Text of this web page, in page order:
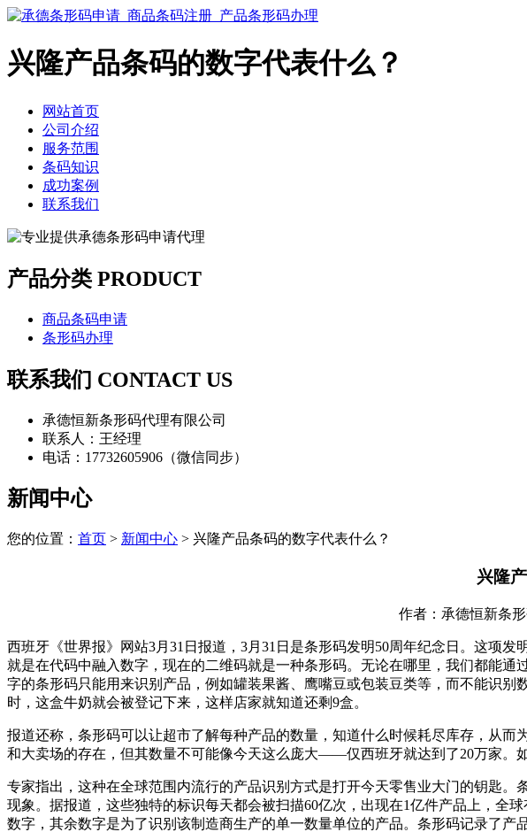
兴隆产品条码的数字代表什么？
网站首页
公司介绍
服务范围
条码知识
成功案例
联系我们
产品分类 PRODUCT
商品条码申请
条形码办理
联系我们 CONTACT US
承德恒新条形码代理有限公司
联系人：王经理
电话：17732605906（微信同步）
新闻中心
您的位置： 首页 > 新闻中心 > 兴隆产品条码的数字代表什么？
兴隆
作者：承德恒新条
西班牙《世界报》网站3月31日报道，3月31日是条形码发明50周年纪念日。这项
就是在代码中融入数字，现在的二维码就是一种条形码。无论在哪里，我们都能
字的条形码只能用来识别产品，例如罐装果酱、鹰嘴豆或包装豆类等，而不能识
时，这盒牛奶就会被登记下来，这样店家就知道还剩9盒。
报道还称，条形码可以让超市了解每种产品的数量，知道什么时候耗尽库存，从
和大卖场的存在，但其数量不可能像今天这么庞大——仅西班牙就达到了20万家。
专家指出，这种在全球范围内流行的产品识别方式是打开今天零售业大门的钥匙
现象。据报道，这些独特的标识每天都会被扫描60亿次，出现在1亿件产品上，全
数字，其余数字是为了识别该制造商生产的单一数量单位的产品。条形码记录了